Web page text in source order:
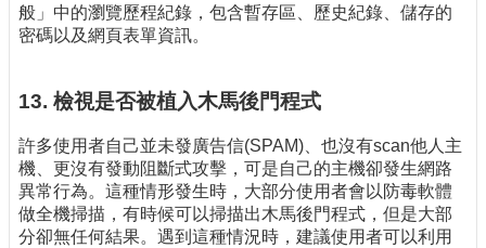
般」中的瀏覽歷程紀錄，包含暫存區、歷史紀錄、儲存的
密碼以及網頁表單資訊。
13. 檢視是否被植入木馬後門程式
許多使用者自己並未發廣告信(SPAM)、也沒有scan他人主
機、更沒有發動阻斷式攻擊，可是自己的主機卻發生網路
異常行為。這種情形發生時，大部分使用者會以防毒軟體
做全機掃描，有時候可以掃描出木馬後門程式，但是大部
分卻無任何結果。遇到這種情況時，建議使用者可以利用